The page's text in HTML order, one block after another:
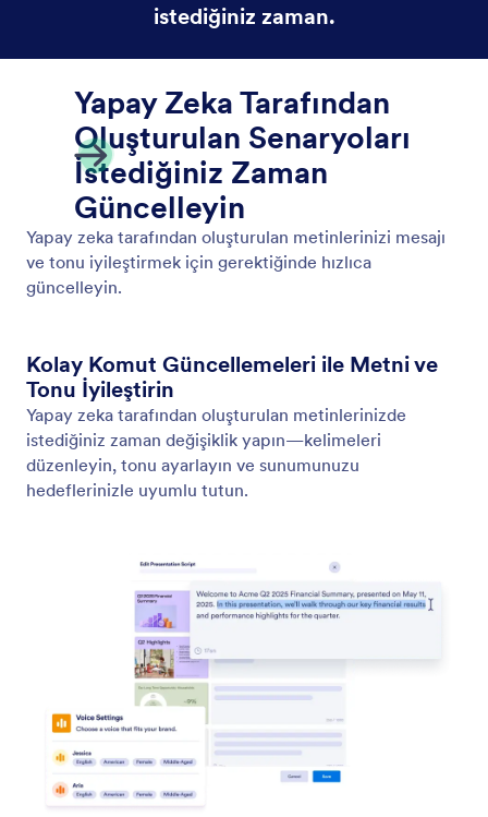
istediğiniz zaman.
Yapay Zeka Tarafından
Oluşturulan Senaryoları
İstediğiniz Zaman
Güncelleyin
Yapay zeka tarafından oluşturulan metinlerinizi mesajı
ve tonu iyileştirmek için gerektiğinde hızlıca
güncelleyin.
Kolay Komut Güncellemeleri ile Metni ve
Tonu İyileştirin
Yapay zeka tarafından oluşturulan metinlerinizde
istediğiniz zaman değişiklik yapın—kelimeleri
düzenleyin, tonu ayarlayın ve sunumunuzu
hedeflerinizle uyumlu tutun.